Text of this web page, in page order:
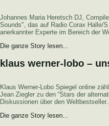
Johannes Maria Heretsch DJ,
Sounds", das auf Radio Corax Halle/
anerkannter Experte im Bereich der
Die ganze Story lesen...
klaus werner-lobo –
Klaus Werner-Lobo Spiegel online
Jean Ziegler zu den “Stars der
Diskussionen über den Weltbestseller...
Die ganze Story lesen...